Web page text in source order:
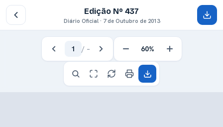
Edição Nº 437
Diário Oficial · 7 de Outubro de 2013
1 / – 60%